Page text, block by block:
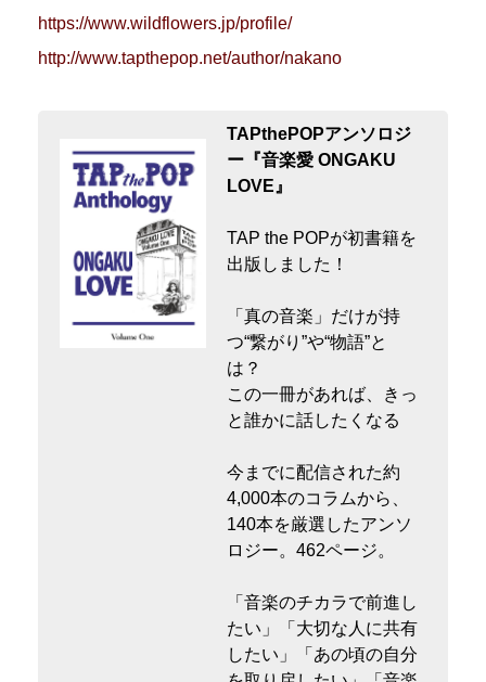
https://www.wildflowers.jp/profile/
http://www.tapthepop.net/author/nakano
TAPthePOPアンソロジ
ー『音楽愛 ONGAKU
LOVE』
TAP the POPが初書籍を
出版しました！
「真の音楽」だけが持
つ“繋がり”や“物語”と
は？
この一冊があれば、きっ
と誰かに話したくなる
今までに配信された約
4,000本のコラムから、
140本を厳選したアンソ
ロジー。462ページ。
「音楽のチカラで前進し
たい」「大切な人に共有
したい」「あの頃の自分